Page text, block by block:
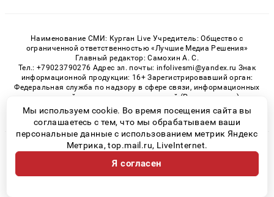
Наименование СМИ: Курган Live Учредитель: Общество с
ограниченной ответственностью «Лучшие Медиа Решения»
Главный редактор: Самохин А. С.
Тел.: +79023790276 Адрес эл. почты: infolivesmi@yandex.ru Знак
информационной продукции: 16+ Зарегистрировавший орган:
Федеральная служба по надзору в сфере связи, информационных
технологий и массовых коммуникаций (Роскомнадзор)
Регистрационный номер СМИ ЭЛ № ФС 77 - 82535 от 21.01.2022
© 2026 «Kurgan-Live» | Все права защищены
Возрастная категория сайта 16+
Политика конфиденциальности
Мы используем cookie. Во время посещения сайта вы
соглашаетесь с тем, что мы обрабатываем ваши
персональные данные с использованием метрик Яндекс
Метрика, top.mail.ru, LiveInternet.
Я согласен